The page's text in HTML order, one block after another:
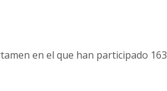
en el que han participado 163